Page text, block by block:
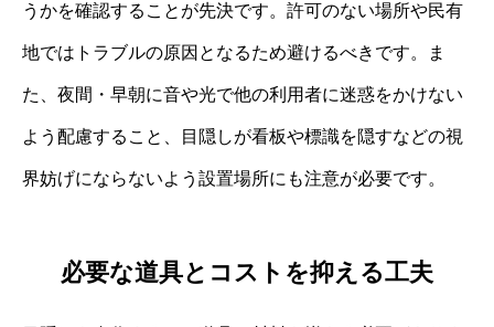
うかを確認することが先決です。許可のない場所や民有
地ではトラブルの原因となるため避けるべきです。ま
た、夜間・早朝に音や光で他の利用者に迷惑をかけない
よう配慮すること、目隠しが看板や標識を隠すなどの視
界妨げにならないよう設置場所にも注意が必要です。
必要な道具とコストを抑える工夫